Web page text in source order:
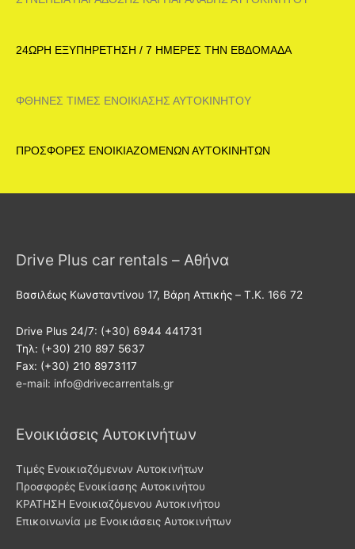
24ΩΡΗ ΕΞΥΠΗΡΕΤΗΣΗ / 7 ΗΜΕΡΕΣ ΤΗΝ ΕΒΔΟΜΑΔΑ
ΦΘΗΝΕΣ ΤΙΜΕΣ ΕΝΟΙΚΙΑΣΗΣ ΑΥΤΟΚΙΝΗΤΟΥ
ΠΡΟΣΦΟΡΕΣ ΕΝΟΙΚΙΑΖΟΜΕΝΩΝ ΑΥΤΟΚΙΝΗΤΩΝ
Drive Plus car rentals – Αθήνα
Βασιλέως Κωνσταντίνου 17, Βάρη Αττικής – T.K. 166 72
Drive Plus 24/7: (+30) 6944 441731
Τηλ: (+30) 210 897 5637
Fax: (+30) 210 8973117
e-mail: info@drivecarrentals.gr
Ενοικιάσεις Αυτοκινήτων
Τιμές Eνοικιαζόμενων Αυτοκινήτων
Προσφορές Ενοικίασης Αυτοκινήτου
ΚΡΑΤΗΣΗ Ενοικιαζόμενου Αυτοκινήτου
Επικοινωνία με Ενοικιάσεις Αυτοκινήτων